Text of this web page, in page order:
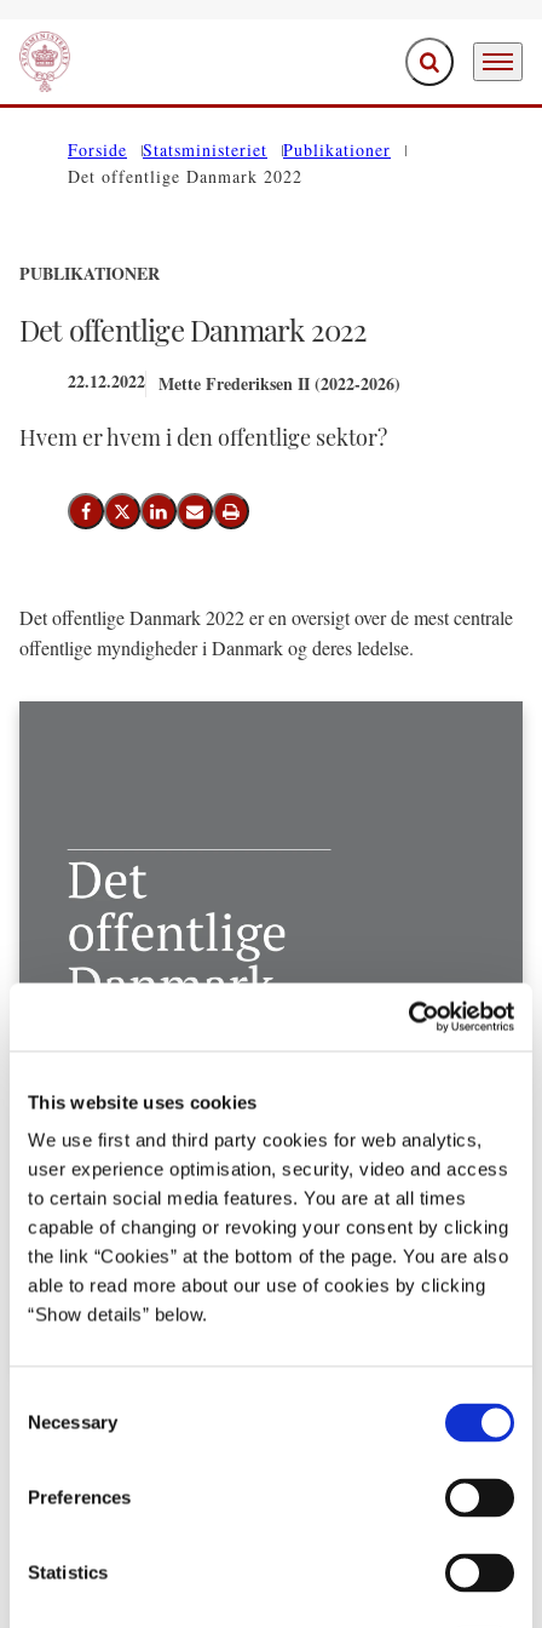
This website uses cookies
We use first and third party cookies for web analytics,
user experience optimisation, security, video and access
to certain social media features. You are at all times
capable of changing or revoking your consent by clicking
the link “Cookies” at the bottom of the page. You are also
able to read more about our use of cookies by clicking
“Show details” below.
Necessary
Preferences
Statistics
Gå til forsiden Fold søgefelt ud
Menu
Forside Statsministeriet
Publikationer
Det offentlige Danmark 2022
PUBLIKATIONER
Det offentlige Danmark 2022
22.12.2022 Mette Frederiksen II (2022-2026)
Hvem er hvem i den offentlige sektor?
Del på Facebook
Del på X (Twitter)
Del på LinkedIn
Send email
Print
Det offentlige Danmark 2022 er en oversigt over de mest centrale
offentlige myndigheder i Danmark og deres ledelse.
øjebliksbillede af organiseringen af den offentlige sektor i